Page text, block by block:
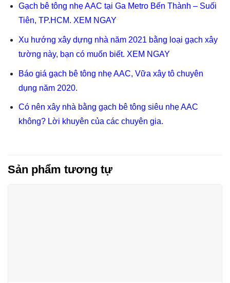
Gạch bê tông nhẹ AAC tại Ga Metro Bến Thành – Suối
Tiên, TP.HCM. XEM NGAY
Xu hướng xây dựng nhà năm 2021 bằng loại gạch xây
tường này, bạn có muốn biết. XEM NGAY
Báo giá gạch bê tông nhẹ AAC, Vữa xây tô chuyên
dụng năm 2020.
Có nên xây nhà bằng gạch bê tông siêu nhẹ AAC
không? Lời khuyên của các chuyên gia.
Sản phẩm tương tự